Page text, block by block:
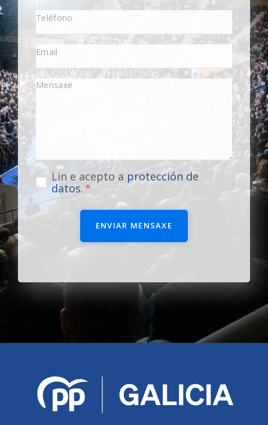
Lin e acepto a protección de
datos.
ENVIAR MENSAXE